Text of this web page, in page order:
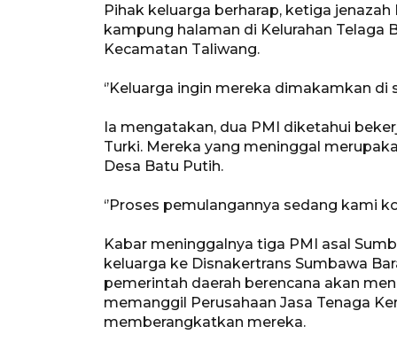
Pihak keluarga berharap, ketiga
kampung halaman di Kelurahan Telaga
Kecamatan Taliwang.
‘’Keluarga ingin mereka dimakamkan di
Ia mengatakan, dua PMI diketahui
Turki. Mereka yang meninggal
Desa Batu Putih.
‘’Proses pemulangannya sedang kami
Kabar meninggalnya tiga PMI asal
keluarga ke Disnakertrans Sumbawa
pemerintah daerah berencana akan
memanggil Perusahaan Jasa Tenaga
memberangkatkan mereka.